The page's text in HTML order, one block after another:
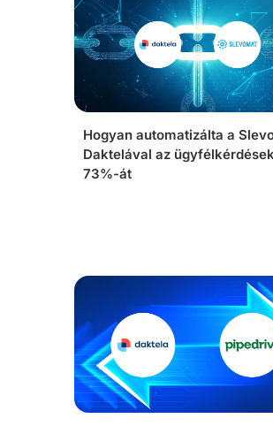
Hogyan automatizálta a
Daktelával az
73%-át